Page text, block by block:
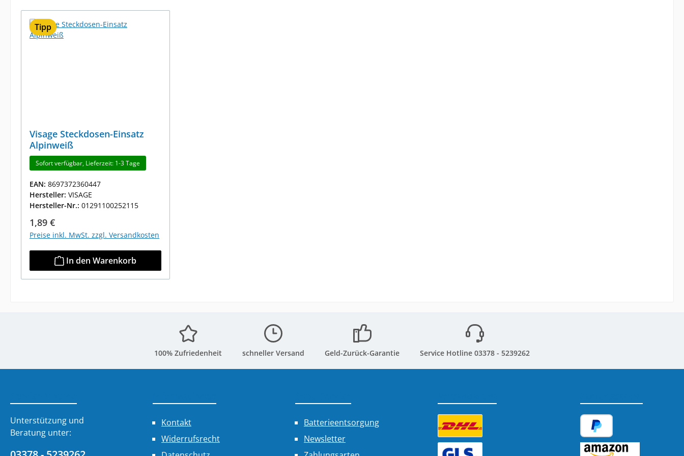
Tipp
Visage Steckdosen-Einsatz
Alpinweiß
Sofort verfügbar, Lieferzeit: 1-3 Tage
EAN: 8697372360447
Hersteller: VISAGE
Hersteller-Nr.: 01291100252115
Regulärer Preis:
1,89 €
Preise inkl. MwSt. zzgl. Versandkosten
In den Warenkorb
100% Zufriedenheit schneller Versand Geld-Zurück-Garantie Service Hotline 03378 - 5239262
Unterstützung und
Beratung unter:
Kontakt
Widerrufsrecht
Batterieentsorgung
Newsletter
Benutzerdefiniertes Bild 1 PayPal